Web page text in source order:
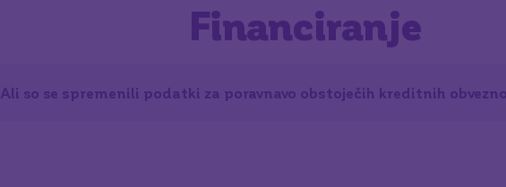
Financiranje
Ali so se spremenili podatki za poravnavo obstoječih kreditnih